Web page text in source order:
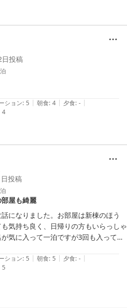
った。
ックインに間に合わない場合は使うと
投稿
ション: 5 | 朝食: 4 | 夕食: - |
4
投稿
屋も綺麗
になりました。お部屋は新棟のほう
気持ち良く、日帰りの方もいらっしゃ
気に入って一泊ですが3回も入ってい
口コミで見ていましたが温泉水による
なりませんでした。バイキングもコン
ました。
ション: 5 | 朝食: 5 | 夕食: - |
5